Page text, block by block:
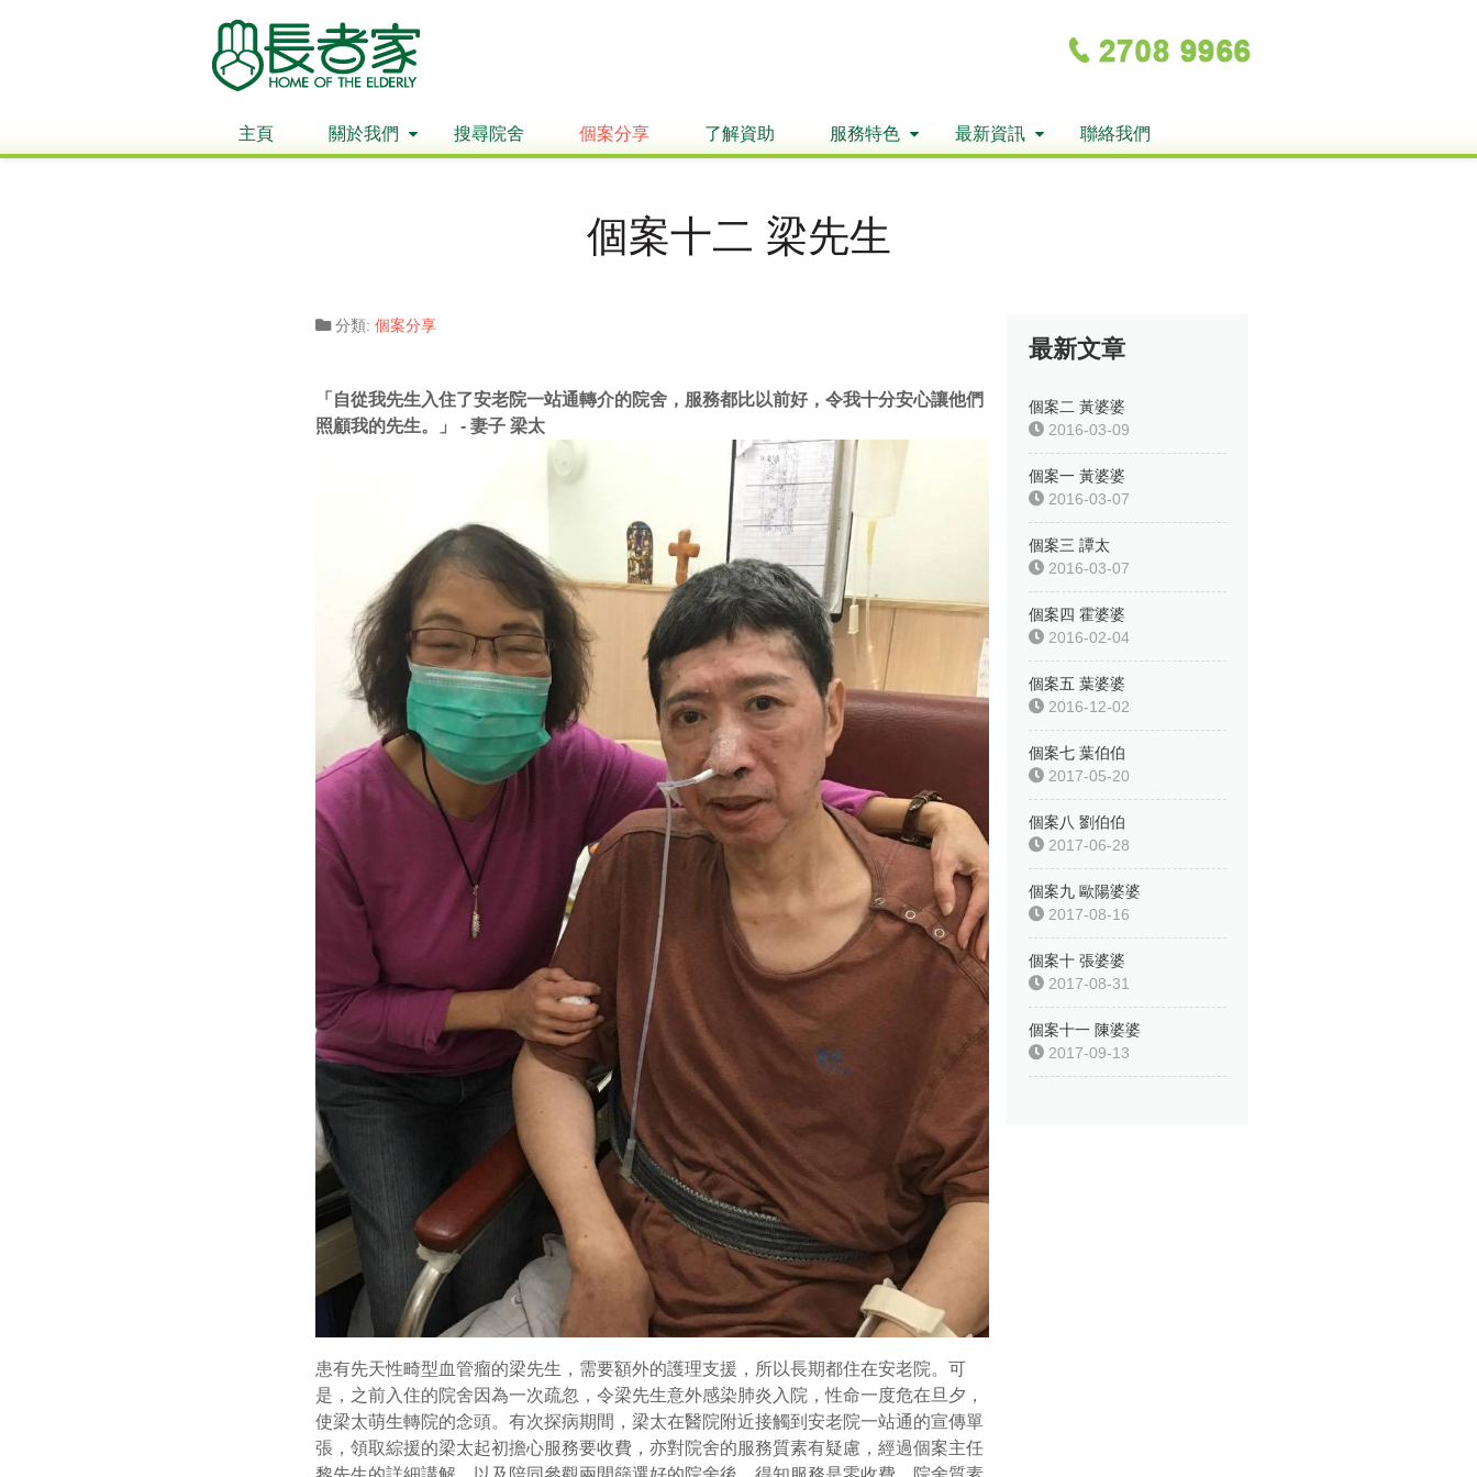
主頁 關於我們 搜尋院舍 個案分享 了解資助 服務特色 最新資訊 聯絡我們
個案十二 梁先生
分類: 個案分享
「自從我先生入住了安老院一站通轉介的院舍，服務都比以前好，令我十分安心讓他們
照顧我的先生。」 - 妻子 梁太
患有先天性畸型血管瘤的梁先生，需要額外的護理支援，所以長期都住在安老院。可
是，之前入住的院舍因為一次疏忽，令梁先生意外感染肺炎入院，性命一度危在旦夕，
使梁太萌生轉院的念頭。有次探病期間，梁太在醫院附近接觸到安老院一站通的宣傳單
張，領取綜援的梁太起初擔心服務要收費，亦對院舍的服務質素有疑慮，經過個案主任
最新文章
個案二 黃婆婆
2016-03-09
個案一 黃婆婆
2016-03-07
個案三 譚太
2016-03-07
個案四 霍婆婆
2016-02-04
個案五 葉婆婆
2016-12-02
個案七 葉伯伯
2017-05-20
個案八 劉伯伯
2017-06-28
個案九 歐陽婆婆
2017-08-16
個案十 張婆婆
2017-08-31
個案十一 陳婆婆
2017-09-13